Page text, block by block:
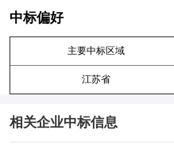
中标偏好
主要中标区域
江苏省
相关企业中标信息